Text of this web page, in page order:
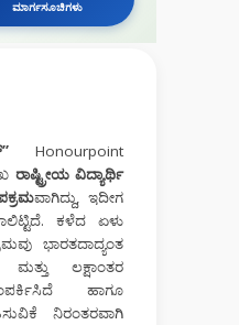
ಮಾರ್ಗಸೂಚಿಗಳು
Honourpoint
ರಾಷ್ಟ್ರೀಯ ವಿದ್ಯಾರ್ಥಿ
ವಾಗಿದ್ದು, ಇದೀಗ
ಕಳೆದ ಏಳು
ಭಾರತದಾದ್ಯಂತ
ಮತ್ತು ಲಕ್ಷಾಂತರ
ಹಾಗೂ
ನಿರಂತರವಾಗಿ